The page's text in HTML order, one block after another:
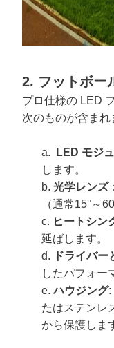
2. フットボー
プロ仕様の LED
次のものが含まれ
a. LED モジ
します。
b. 光学レンズ
（通常15°～
c. ヒートシン
延ばします。
d.
ドライバ
したパフォー
e.ハウジング:
たはステンレ
から保護しま